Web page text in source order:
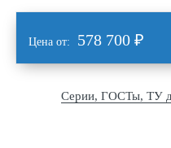
Цена от: 578 700 ₽
Серии, ГОСТы, ТУ